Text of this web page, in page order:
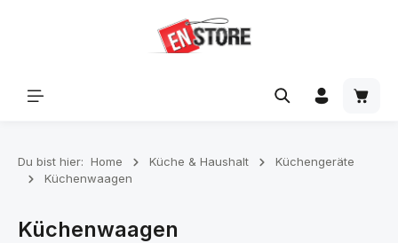
Du bist hier: Home Küche & Haushalt
Küchengeräte
Küchenwaagen
Küchenwaagen